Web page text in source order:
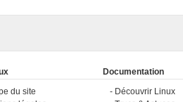
du site
Documentation
Découvrir Linux